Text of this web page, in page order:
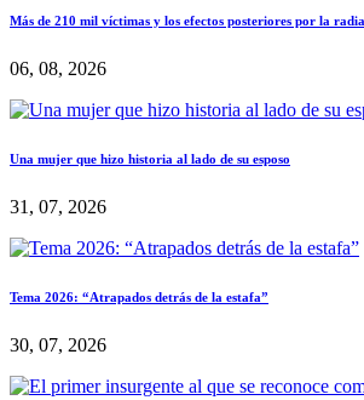
Más de 210 mil víctimas y los efectos posteriores por la
06, 08, 2026
Una mujer que hizo historia al lado de su esposo
31, 07, 2026
Tema 2026: “Atrapados detrás de la estafa”
30, 07, 2026